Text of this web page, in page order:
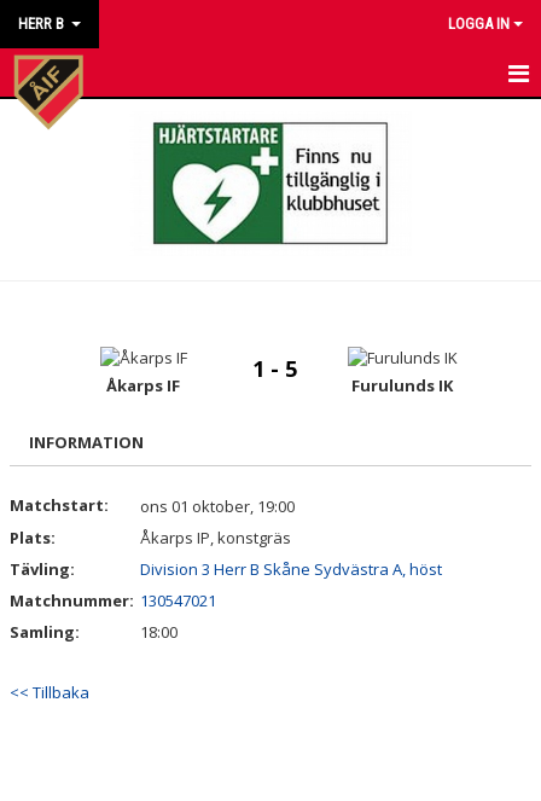
HERR B LOGGA IN
HEM
DOKUMENT
Åkarps IF
1 - 5
Furulunds IK
INFORMATION
Matchstart:
ons 01 oktober, 19:00
Plats:
Åkarps IP, konstgräs
Tävling:
Division 3 Herr B Skåne Sydvästra A, höst
Matchnummer: 130547021
Samling:
18:00
<< Tillbaka